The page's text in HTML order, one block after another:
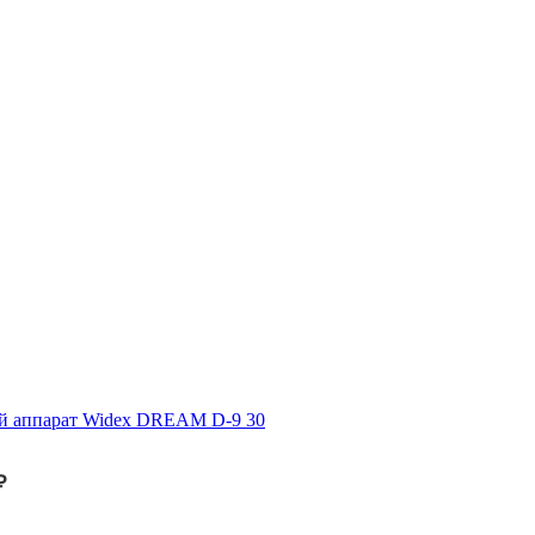
аппарат Widex DREAM D-9 30